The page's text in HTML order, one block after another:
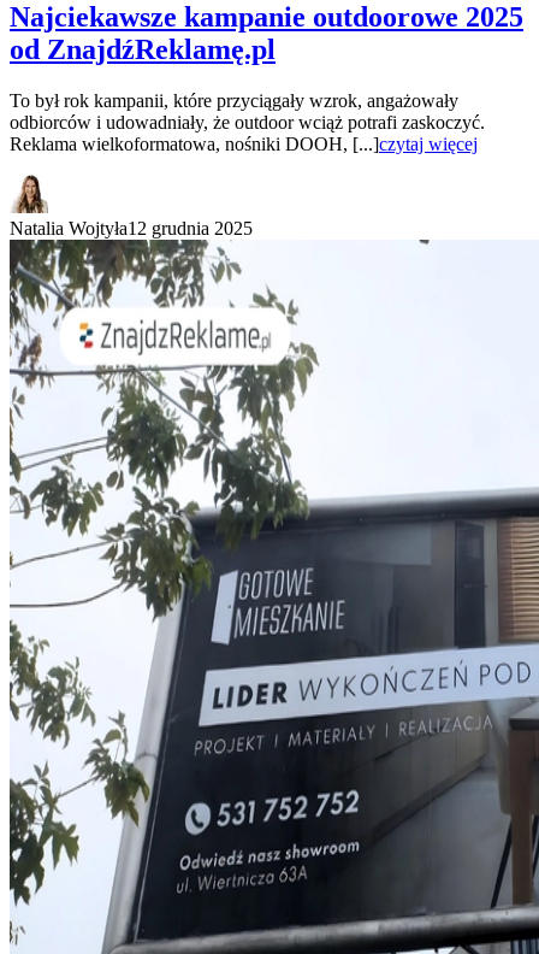
Najciekawsze kampanie outdoorowe 2025
od ZnajdźReklamę.pl
To był rok kampanii, które przyciągały wzrok, angażowały
odbiorców i udowadniały, że outdoor wciąż potrafi zaskoczyć.
Reklama wielkoformatowa, nośniki DOOH, [...]czytaj więcej
Natalia Wojtyła12 grudnia 2025